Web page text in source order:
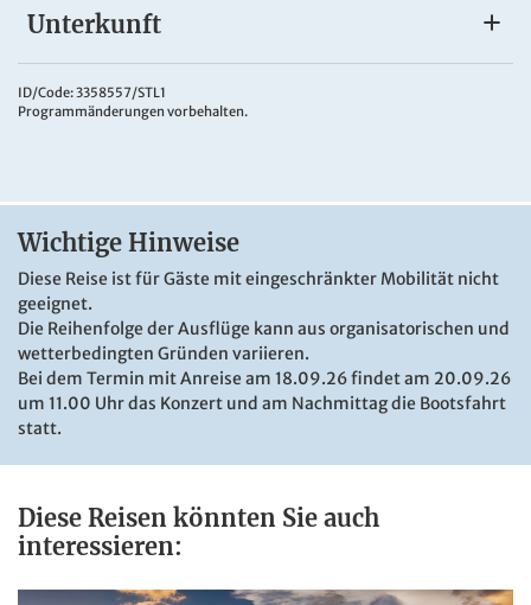
Unterkunft
Radisson Blu
Das4*Radisson Blu Hotel Leipzig
des Gewandhauses am Augustusplatz. Ein Hotelrestaurant
ID/Code: 3358557/STL1
Programmänderungen vorbehalten.
Wichtige Hinweise
Diese Reise ist für Gäste mit eingeschränkter Mobilität nicht
geeignet.
Die Reihenfolge der Ausflüge kann aus organisatorischen und
wetterbedingten Gründen variieren.
Bei dem Termin mit Anreise am 18.09.26 findet am 20.09.26
um 11.00 Uhr das Konzert und am Nachmittag die Bootsfahrt
statt.
Diese Reisen könnten Sie auch
interessieren: